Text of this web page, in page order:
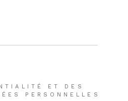
ET DES
PERSONNELLES